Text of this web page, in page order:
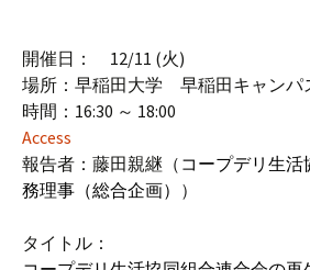
開催日： 12/11 (火)
場所：早稲田大学 早稲田キャンパ
時間：16:30 ～ 18:00
Access
報告者：藤田親継（ コープデリ生
務理事（総合企画） ）
タイトル：